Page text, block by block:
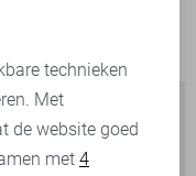
technieken
Met
de website goed
met 4